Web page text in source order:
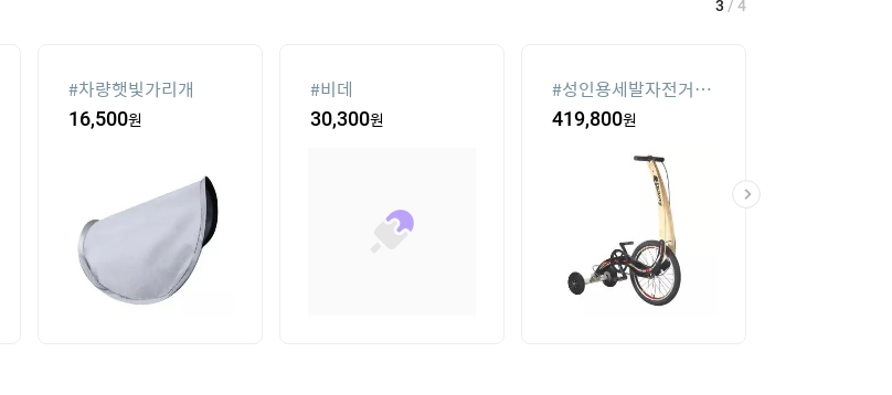
#차량햇빛가리개
16,500원
#비데
30,300원
#성인용세발자전거중
고
419,800원
3 / 4